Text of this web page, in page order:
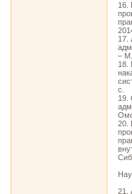
16.
17.
–
18.
с.
19.
20.
21.